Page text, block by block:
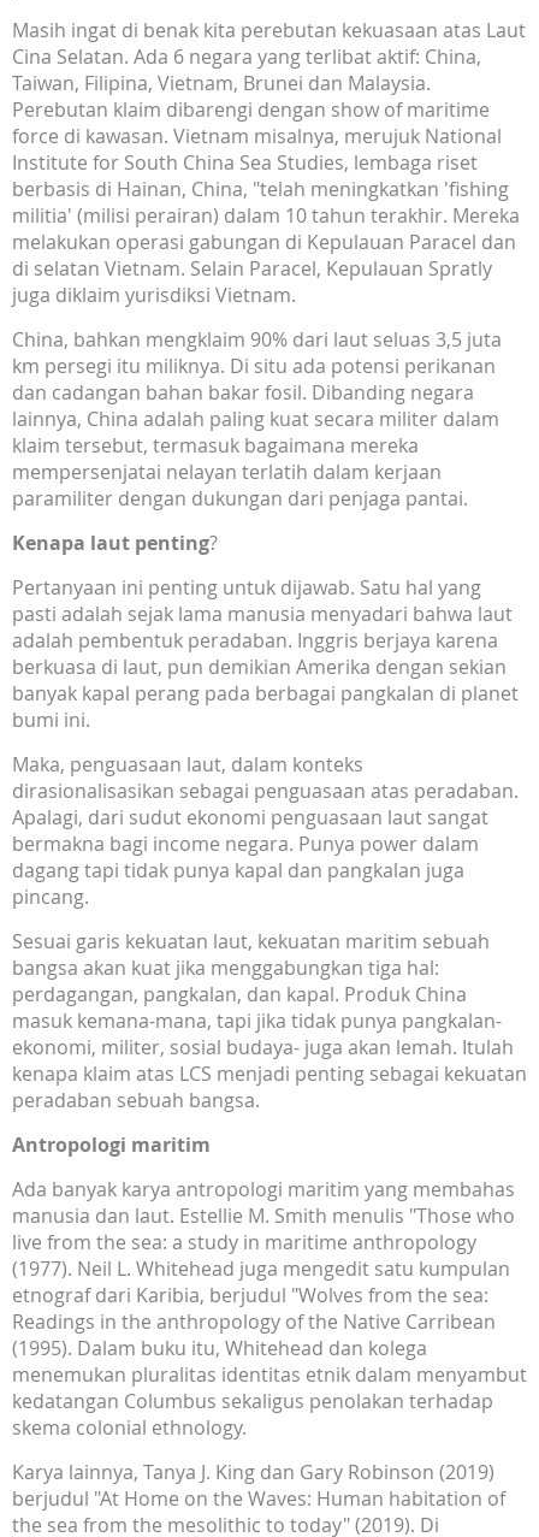
Masih ingat di benak kita perebutan kekuasaan atas Laut
Cina Selatan. Ada 6 negara yang terlibat aktif: China,
Taiwan, Filipina, Vietnam, Brunei dan Malaysia.
Perebutan klaim dibarengi dengan show of maritime
force di kawasan. Vietnam misalnya, merujuk National
Institute for South China Sea Studies, lembaga riset
berbasis di Hainan, China, "telah meningkatkan 'fishing
militia' (milisi perairan) dalam 10 tahun terakhir. Mereka
melakukan operasi gabungan di Kepulauan Paracel dan
di selatan Vietnam. Selain Paracel, Kepulauan Spratly
juga diklaim yurisdiksi Vietnam.
China, bahkan mengklaim 90% dari laut seluas 3,5 juta
km persegi itu miliknya. Di situ ada potensi perikanan
dan cadangan bahan bakar fosil. Dibanding negara
lainnya, China adalah paling kuat secara militer dalam
klaim tersebut, termasuk bagaimana mereka
mempersenjatai nelayan terlatih dalam kerjaan
paramiliter dengan dukungan dari penjaga pantai.
Kenapa laut penting?
Pertanyaan ini penting untuk dijawab. Satu hal yang
pasti adalah sejak lama manusia menyadari bahwa laut
adalah pembentuk peradaban. Inggris berjaya karena
berkuasa di laut, pun demikian Amerika dengan sekian
banyak kapal perang pada berbagai pangkalan di planet
bumi ini.
Maka, penguasaan laut, dalam konteks
dirasionalisasikan sebagai penguasaan atas peradaban.
Apalagi, dari sudut ekonomi penguasaan laut sangat
bermakna bagi income negara. Punya power dalam
dagang tapi tidak punya kapal dan pangkalan juga
pincang.
Sesuai garis kekuatan laut, kekuatan maritim sebuah
bangsa akan kuat jika menggabungkan tiga hal:
perdagangan, pangkalan, dan kapal. Produk China
masuk kemana-mana, tapi jika tidak punya pangkalan-
ekonomi, militer, sosial budaya- juga akan lemah. Itulah
kenapa klaim atas LCS menjadi penting sebagai kekuatan
peradaban sebuah bangsa.
Antropologi maritim
Ada banyak karya antropologi maritim yang membahas
manusia dan laut. Estellie M. Smith menulis "Those who
live from the sea: a study in maritime anthropology
(1977). Neil L. Whitehead juga mengedit satu kumpulan
etnograf dari Karibia, berjudul "Wolves from the sea:
Readings in the anthropology of the Native Carribean
(1995). Dalam buku itu, Whitehead dan kolega
menemukan pluralitas identitas etnik dalam menyambut
kedatangan Columbus sekaligus penolakan terhadap
skema colonial ethnology.
Karya lainnya, Tanya J. King dan Gary Robinson (2019)
berjudul "At Home on the Waves: Human habitation of
the sea from the mesolithic to today" (2019). Di